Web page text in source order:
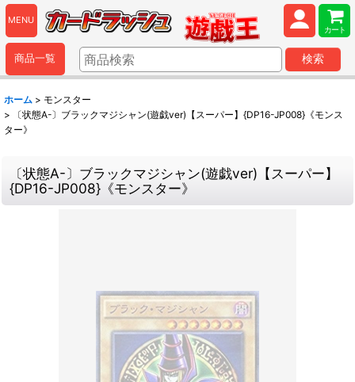
MENU
カート
商品一覧 検索
ホーム > モンスター
>
〔状態A-〕ブラックマジシャン(遊戯ver)【スーパー】{DP16-JP008}《モンス
ター》
〔状態A-〕ブラックマジシャン(遊戯ver)【スーパー】
{DP16-JP008}《モンスター》